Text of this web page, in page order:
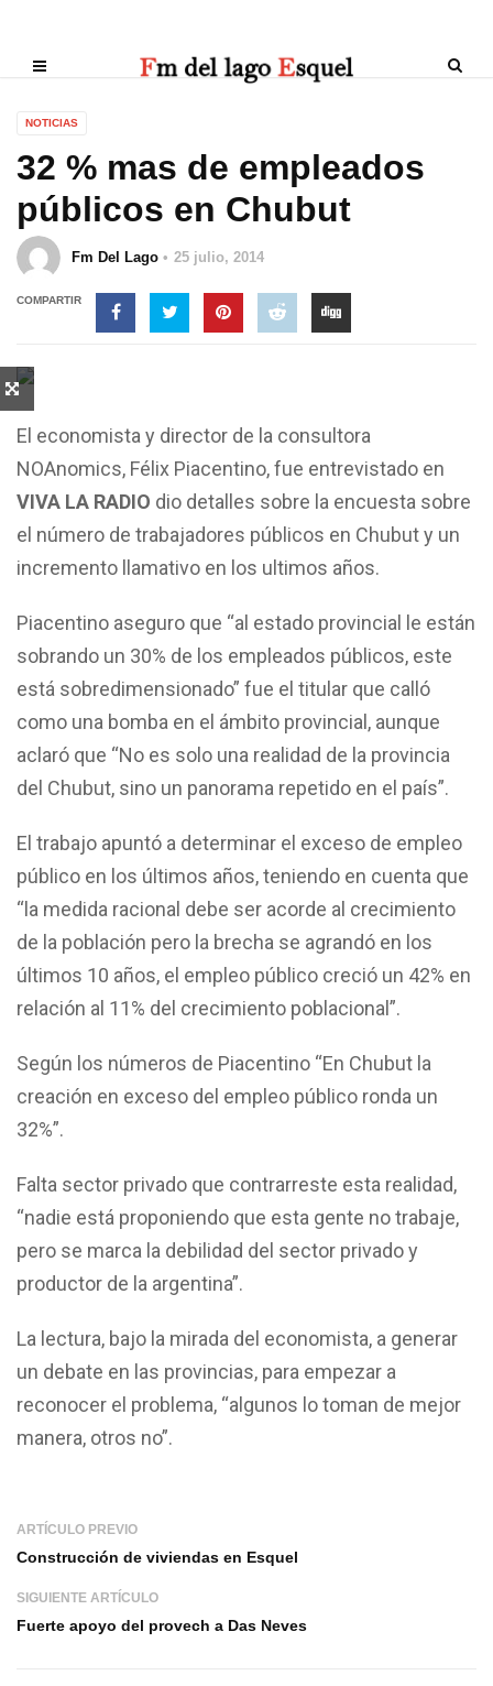
NOTICIAS
32 % mas de empleados
públicos en Chubut
Fm Del Lago 25 julio, 2014
COMPARTIR
El economista y director de la consultora
NOAnomics, Félix Piacentino, fue entrevistado en
VIVA LA RADIO dio detalles sobre la encuesta sobre
el número de trabajadores públicos en Chubut y un
incremento llamativo en los ultimos años.
Piacentino aseguro que “al estado provincial le están
sobrando un 30% de los empleados públicos, este
está sobredimensionado” fue el titular que calló
como una bomba en el ámbito provincial, aunque
aclaró que “No es solo una realidad de la provincia
del Chubut, sino un panorama repetido en el país”.
El trabajo apuntó a determinar el exceso de empleo
público en los últimos años, teniendo en cuenta que
“la medida racional debe ser acorde al crecimiento
de la población pero la brecha se agrandó en los
últimos 10 años, el empleo público creció un 42% en
relación al 11% del crecimiento poblacional”.
Según los números de Piacentino “En Chubut la
creación en exceso del empleo público ronda un
32%”.
Falta sector privado que contrarreste esta realidad,
“nadie está proponiendo que esta gente no trabaje,
pero se marca la debilidad del sector privado y
productor de la argentina”.
La lectura, bajo la mirada del economista, a generar
un debate en las provincias, para empezar a
reconocer el problema, “algunos lo toman de mejor
manera, otros no”.
ARTÍCULO PREVIO
Construcción de viviendas en Esquel
SIGUIENTE ARTÍCULO
Fuerte apoyo del provech a Das Neves